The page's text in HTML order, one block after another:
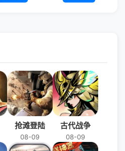
抢滩登陆
08-09
古代战争
08-09